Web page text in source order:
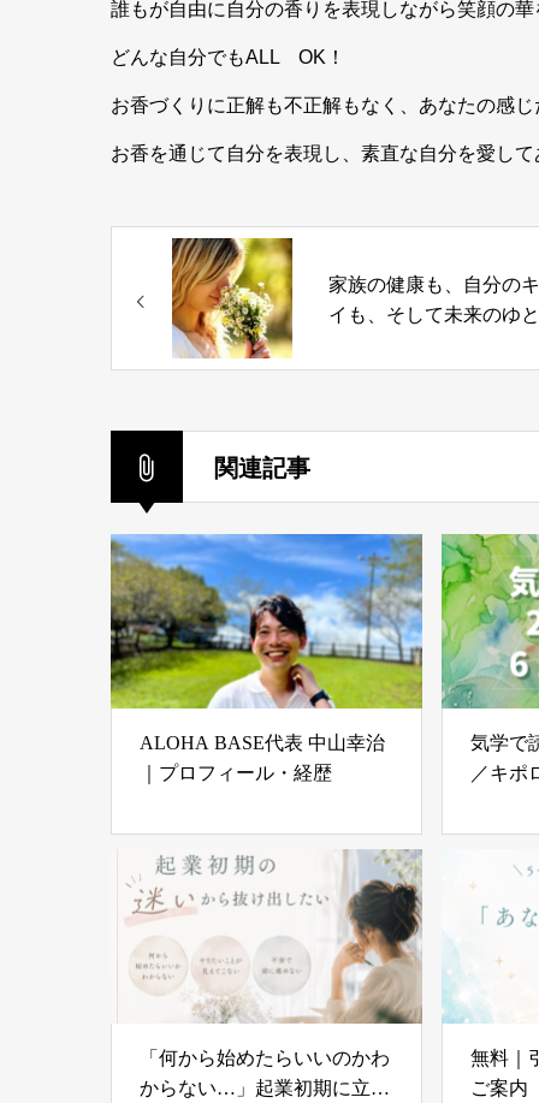
誰もが自由に自分の香りを表現しながら笑顔の華
どんな自分でもALL OK！
お香づくりに正解も不正解もなく、あなたの感
お香を通じて自分を表現し、素直な自分を愛し
家族の健康も、自分の
イも、そして未来のゆ
関連記事
ALOHA BASE代表 中山幸治
｜プロフィール・経歴
気学で
／キポ
「何から始めたらいいのかわ
からない…」起業初期に立ち
無料｜
ご案内